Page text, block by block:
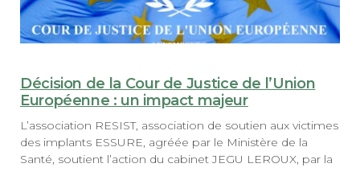
Décision de la Cour de Justice de l’Union
Européenne : un impact majeur
L’association RESIST, association de soutien aux victimes
des implants ESSURE, agréée par le Ministère de la
Santé, soutient l’action du cabinet JEGU LEROUX, par la